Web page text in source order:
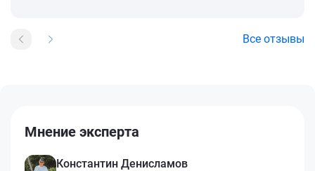
Все отзывы
Мнение эксперта
Константин Денисламов